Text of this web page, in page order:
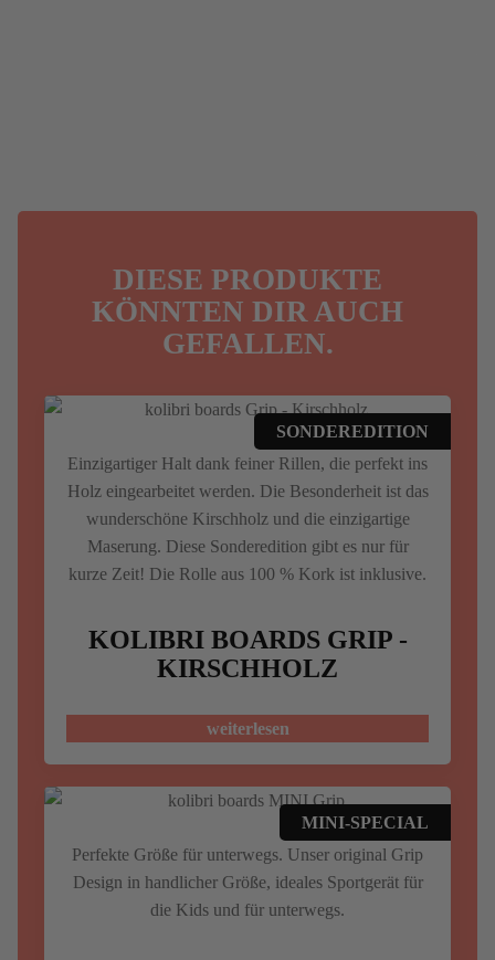
DIESE PRODUKTE
KÖNNTEN DIR AUCH
GEFALLEN.
SONDEREDITION
Einzigartiger Halt dank feiner Rillen, die perfekt ins
Holz eingearbeitet werden. Die Besonderheit ist das
wunderschöne Kirschholz und die einzigartige
Maserung. Diese Sonderedition gibt es nur für
kurze Zeit! Die Rolle aus 100 % Kork ist inklusive.
KOLIBRI BOARDS GRIP -
KIRSCHHOLZ
weiterlesen
MINI-SPECIAL
Perfekte Größe für unterwegs. Unser original Grip
Design in handlicher Größe, ideales Sportgerät für
die Kids und für unterwegs.